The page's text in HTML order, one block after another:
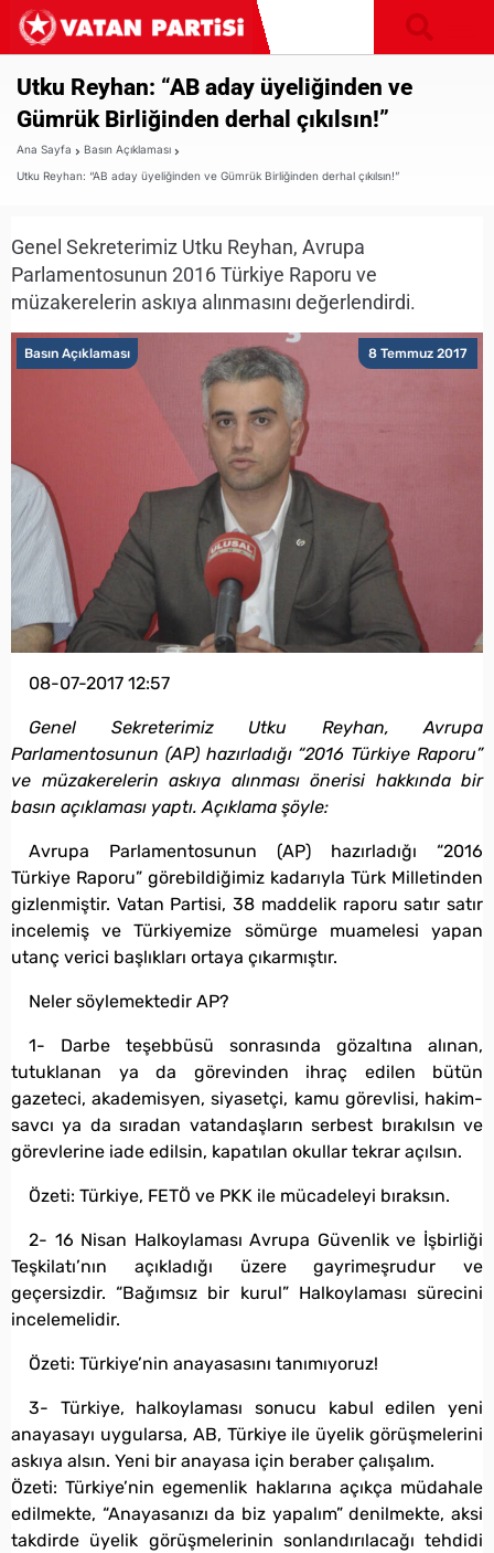
Utku Reyhan: “AB aday üyeliğinden ve
Gümrük Birliğinden derhal çıkılsın!”
Ana Sayfa
Basın Açıklaması
Utku Reyhan: “AB aday üyeliğinden ve Gümrük Birliğinden derhal çıkılsın!”
Genel Sekreterimiz Utku Reyhan, Avrupa
Parlamentosunun 2016 Türkiye Raporu ve
müzakerelerin askıya alınmasını değerlendirdi.
8 Temmuz 2017
Basın Açıklaması
08-07-2017 12:57
Genel Sekreterimiz Utku Reyhan, Avrupa
Parlamentosunun (AP) hazırladığı “2016 Türkiye Raporu”
ve müzakerelerin askıya alınması önerisi hakkında bir
basın açıklaması yaptı. Açıklama şöyle:
Avrupa Parlamentosunun (AP) hazırladığı “2016
Türkiye Raporu” görebildiğimiz kadarıyla Türk Milletinden
gizlenmiştir. Vatan Partisi, 38 maddelik raporu satır satır
incelemiş ve Türkiyemize sömürge muamelesi yapan
utanç verici başlıkları ortaya çıkarmıştır.
Neler söylemektedir AP?
1- Darbe teşebbüsü sonrasında gözaltına alınan,
tutuklanan ya da görevinden ihraç edilen bütün
gazeteci, akademisyen, siyasetçi, kamu görevlisi, hakim-
savcı ya da sıradan vatandaşların serbest bırakılsın ve
görevlerine iade edilsin, kapatılan okullar tekrar açılsın.
Özeti: Türkiye, FETÖ ve PKK ile mücadeleyi bıraksın.
2- 16 Nisan Halkoylaması Avrupa Güvenlik ve İşbirliği
Teşkilatı’nın açıkladığı üzere gayrimeşrudur ve
geçersizdir. “Bağımsız bir kurul” Halkoylaması sürecini
incelemelidir.
Özeti: Türkiye’nin anayasasını tanımıyoruz!
3- Türkiye, halkoylaması sonucu kabul edilen yeni
anayasayı uygularsa, AB, Türkiye ile üyelik görüşmelerini
askıya alsın. Yeni bir anayasa için beraber çalışalım.
Özeti: Türkiye’nin egemenlik haklarına açıkça müdahale
edilmekte, “Anayasanızı da biz yapalım” denilmekte, aksi
takdirde üyelik görüşmelerinin sonlandırılacağı tehdidi